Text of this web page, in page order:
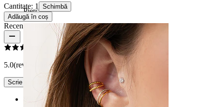
Piercings
Cantitate: 1
Schimbă
Adăugă în coș
Recenzii produs
5.0(review-uri 1)
Scrie un review
Rating